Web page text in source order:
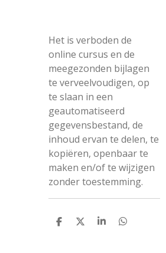
Het is verboden de
online cursus en de
meegezonden bijlagen
te verveelvoudigen, op
te slaan in een
geautomatiseerd
gegevensbestand, de
inhoud ervan te delen, te
kopiëren, openbaar te
maken en/of te wijzigen
zonder toestemming.
D
D
S
D